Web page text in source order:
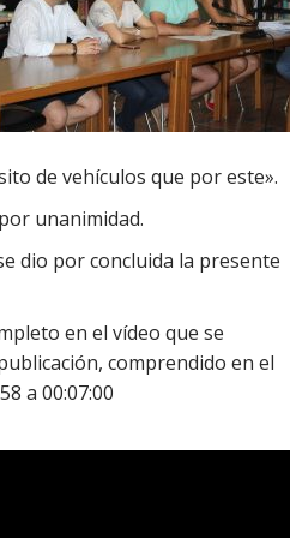
de vehículos que por este».
unanimidad.
dio por concluida la presente
en el vídeo que se
comprendido en el
a 00:07:00